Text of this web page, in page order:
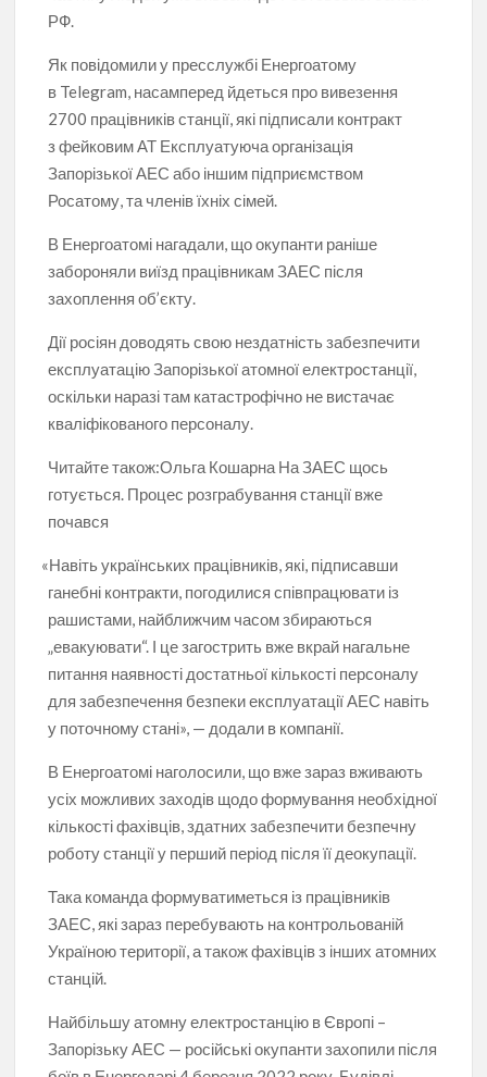
РФ.
Як повідомили у пресслужбі Енергоатому
в Telegram, насамперед йдеться про вивезення
2700 працівників станції, які підписали контракт
з фейковим АТ Експлуатуюча організація
Запорізької АЕС або іншим підприємством
Росатому, та членів їхніх сімей.
В Енергоатомі нагадали, що окупанти раніше
забороняли виїзд працівникам ЗАЕС після
захоплення об’єкту.
Дії росіян доводять свою нездатність забезпечити
експлуатацію Запорізької атомної електростанції,
оскільки наразі там катастрофічно не вистачає
кваліфікованого персоналу.
Читайте також:Ольга Кошарна На ЗАЕС щось
готується. Процес розграбування станції вже
почався
«Навіть українських працівників, які, підписавши
ганебні контракти, погодилися співпрацювати із
рашистами, найближчим часом збираються
„евакуювати“. І це загострить вже вкрай нагальне
питання наявності достатньої кількості персоналу
для забезпечення безпеки експлуатації АЕС навіть
у поточному стані», — додали в компанії.
В Енергоатомі наголосили, що вже зараз вживають
усіх можливих заходів щодо формування необхідної
кількості фахівців, здатних забезпечити безпечну
роботу станції у перший період після її деокупації.
Така команда формуватиметься із працівників
ЗАЕС, які зараз перебувають на контрольованій
Україною території, а також фахівців з інших атомних
станцій.
Найбільшу атомну електростанцію в Європі –
Запорізьку АЕС — російські окупанти захопили після